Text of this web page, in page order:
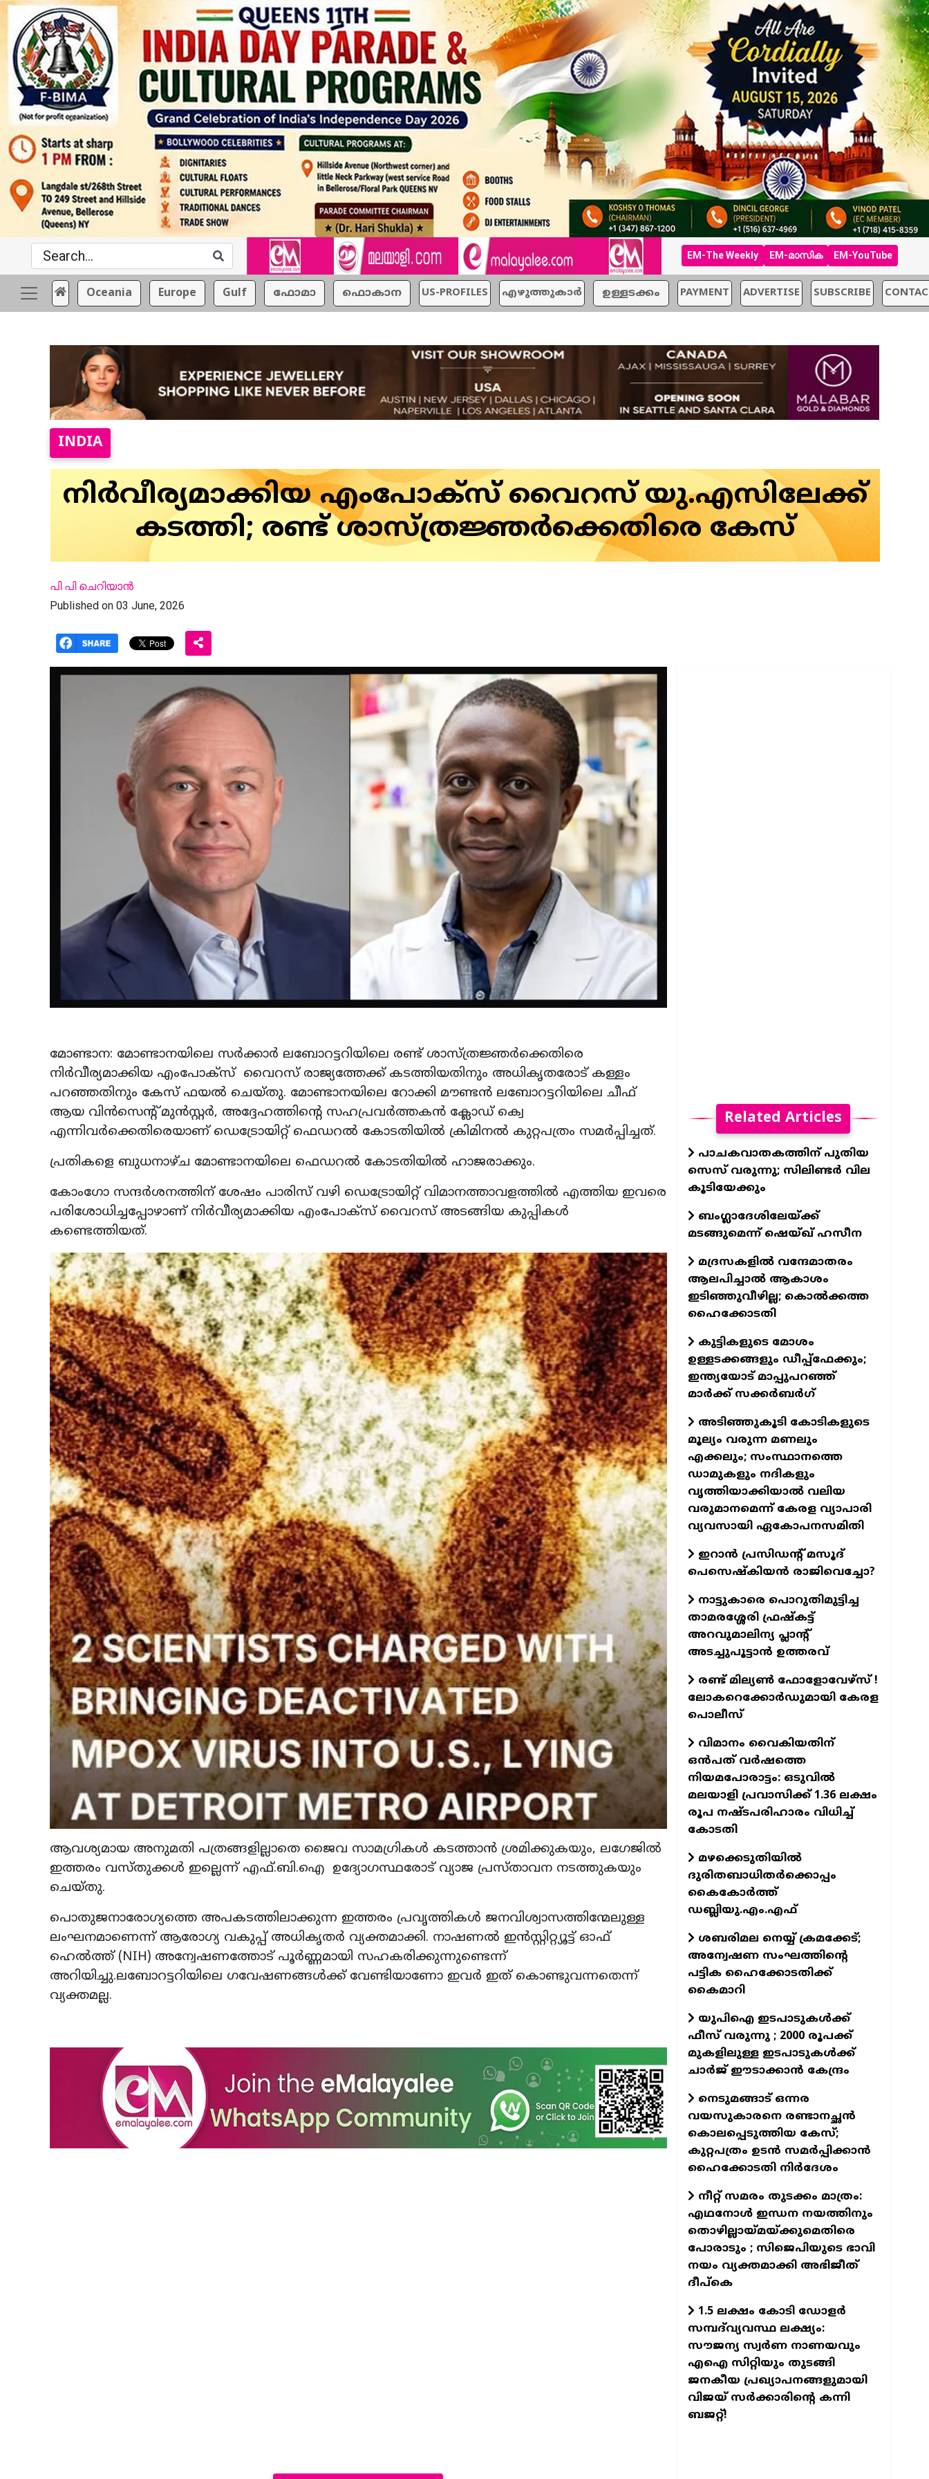
EM-The Weekly EM-മാസിക EM-YouTube
Oceania Europe Gulf ഫോമാ ഫൊകാന US-PROFILES എഴുത്തുകാര്‍ ഉള്ളടക്കം PAYMENT ADVERTISE SUBSCRIBE
INDIA
നിര്‍വീര്യമാക്കിയ എംപോക്‌സ് വൈറസ് യു.എസിലേക്ക്
കടത്തി; രണ്ട് ശാസ്ത്രജ്ഞര്‍ക്കെതിരെ കേസ്
പി പി ചെറിയാന്‍
Published on 03 June, 2026
മോണ്ടാന: മോണ്ടാനയിലെ സര്‍ക്കാര്‍ ലബോറട്ടറിയിലെ രണ്ട് ശാസ്ത്രജ്ഞര്‍ക്കെതിരെ
നിര്‍വീര്യമാക്കിയ എംപോക്‌സ് വൈറസ് രാജ്യത്തേക്ക് കടത്തിയതിനും അധികൃതരോട് കള്ളം
പറഞ്ഞതിനും കേസ് ഫയല്‍ ചെയ്തു. മോണ്ടാനയിലെ റോക്കി മൗണ്ടന്‍ ലബോറട്ടറിയിലെ ചീഫ്
ആയ വിന്‍സെന്റ് മുന്‍സ്റ്റര്‍, അദ്ദേഹത്തിന്റെ സഹപ്രവര്‍ത്തകന്‍ ക്ലോഡ് ക്വെ
എന്നിവര്‍ക്കെതിരെയാണ് ഡെട്രോയിറ്റ് ഫെഡറല്‍ കോടതിയില്‍ ക്രിമിനല്‍ കുറ്റപത്രം സമര്‍പ്പിച്ചത്.
പ്രതികളെ ബുധനാഴ്ച മോണ്ടാനയിലെ ഫെഡറല്‍ കോടതിയില്‍ ഹാജരാക്കും.
കോംഗോ സന്ദര്‍ശനത്തിന് ശേഷം പാരിസ് വഴി ഡെട്രോയിറ്റ് വിമാനത്താവളത്തില്‍ എത്തിയ ഇവരെ
പരിശോധിച്ചപ്പോഴാണ് നിര്‍വീര്യമാക്കിയ എംപോക്‌സ് വൈറസ് അടങ്ങിയ കുപ്പികള്‍
കണ്ടെത്തിയത്.
ആവശ്യമായ അനുമതി പത്രങ്ങളില്ലാതെ ജൈവ സാമഗ്രികള്‍ കടത്താന്‍ ശ്രമിക്കുകയും, ലഗേജില്‍
ഇത്തരം വസ്തുക്കള്‍ ഇല്ലെന്ന് എഫ്.ബി.ഐ ഉദ്യോഗസ്ഥരോട് വ്യാജ പ്രസ്താവന നടത്തുകയും
ചെയ്തു.
പൊതുജനാരോഗ്യത്തെ അപകടത്തിലാക്കുന്ന ഇത്തരം പ്രവൃത്തികള്‍ ജനവിശ്വാസത്തിന്മേലുള്ള
ലംഘനമാണെന്ന് ആരോഗ്യ വകുപ്പ് അധികൃതര്‍ വ്യക്തമാക്കി. നാഷണല്‍ ഇന്‍സ്റ്റിറ്റ്യൂട്ട് ഓഫ്
ഹെല്‍ത്ത് (NIH) അന്വേഷണത്തോട് പൂര്‍ണ്ണമായി സഹകരിക്കുന്നുണ്ടെന്ന്
അറിയിച്ചു.ലബോറട്ടറിയിലെ ഗവേഷണങ്ങള്‍ക്ക് വേണ്ടിയാണോ ഇവര്‍ ഇത് കൊണ്ടുവന്നതെന്ന്
വ്യക്തമല്ല.
Related Articles
പാചകവാതകത്തിന് പുതിയ
സെസ് വരുന്നു; സിലിണ്ടർ വില
കൂടിയേക്കും
ബം​ഗ്ലാദേശിലേയ്ക്ക്
മടങ്ങുമെന്ന് ഷെയ്ഖ് ഹസീന
മദ്രസകളിൽ വന്ദേമാതരം
ആലപിച്ചാൽ ആകാശം
ഇടിഞ്ഞുവീഴില്ല; കൊൽക്കത്ത
ഹൈക്കോടതി
കുട്ടികളുടെ മോശം
ഉള്ളടക്കങ്ങളും ഡീപ്പ്ഫേക്കും;
ഇന്ത്യയോട് മാപ്പുപറഞ്ഞ്
മാർക്ക് സക്കർബർഗ്
അടിഞ്ഞുകൂടി കോടികളുടെ
മൂല്യം വരുന്ന മണലും
എക്കലും; സംസ്ഥാനത്തെ
ഡാമുകളും നദികളും
വൃത്തിയാക്കിയാല്‍ വലിയ
വരുമാനമെന്ന് കേരള വ്യാപാരി
വ്യവസായി ഏകോപനസമിതി
ഇറാൻ പ്രസിഡന്റ് മസൂദ്
പെസെഷ്കിയൻ രാജിവെച്ചോ?
നാട്ടുകാരെ പൊറുതിമുട്ടിച്ച
താമരശ്ശേരി ഫ്രഷ്‌കട്ട്
അറവുമാലിന്യ പ്ലാന്റ്
അടച്ചുപൂട്ടാൻ ഉത്തരവ്
രണ്ട് മില്യണ്‍ ഫോളോവേഴ്‌സ് !
ലോകറെക്കോര്‍ഡുമായി കേരള
പൊലീസ്
വിമാനം വൈകിയതിന്
ഒൻപത് വർഷത്തെ
നിയമപോരാട്ടം: ഒടുവിൽ
മലയാളി പ്രവാസിക്ക് 1.36 ലക്ഷം
രൂപ നഷ്ടപരിഹാരം വിധിച്ച്
കോടതി
മഴക്കെടുതിയിൽ
ദുരിതബാധിതർക്കൊപ്പം
കൈകോർത്ത്
ഡബ്ലിയു.എം.എഫ്
ശബരിമല നെയ്യ് ക്രമക്കേട്;
അന്വേഷണ സംഘത്തിന്റെ
പട്ടിക ഹൈക്കോടതിക്ക്
കൈമാറി
യുപിഐ ഇടപാടുകള്‍ക്ക്
ഫീസ് വരുന്നു ; 2000 രൂപക്ക്
മുകളിലുള്ള ഇടപാടുകള്‍ക്ക്
ചാര്‍ജ് ഈടാക്കാന്‍ കേന്ദ്രം
നെടുമങ്ങാട് ഒന്നര
വയസുകാരനെ രണ്ടാനച്ഛൻ
കൊലപ്പെടുത്തിയ കേസ്;
കുറ്റപത്രം ഉടൻ സമർപ്പിക്കാൻ
ഹൈക്കോടതി നിർദേശം
​നീറ്റ് സമരം തുടക്കം മാത്രം:
എഥനോൾ ഇന്ധന നയത്തിനും
തൊഴില്ലായ്മയ്ക്കുമെതിരെ
പോരാടും ; സിജെപിയുടെ ഭാവി
നയം വ്യക്തമാക്കി അഭിജീത്
ദീപ്‌കെ
1.5 ലക്ഷം കോടി ഡോളർ
സമ്പദ്‌വ്യവസ്ഥ ലക്ഷ്യം:
സൗജന്യ സ്വർണ നാണയവും
എഐ സിറ്റിയും തുടങ്ങി
ജനകീയ പ്രഖ്യാപനങ്ങളുമായി
വിജയ് സർക്കാരിന്റെ കന്നി
ബജറ്റ്!